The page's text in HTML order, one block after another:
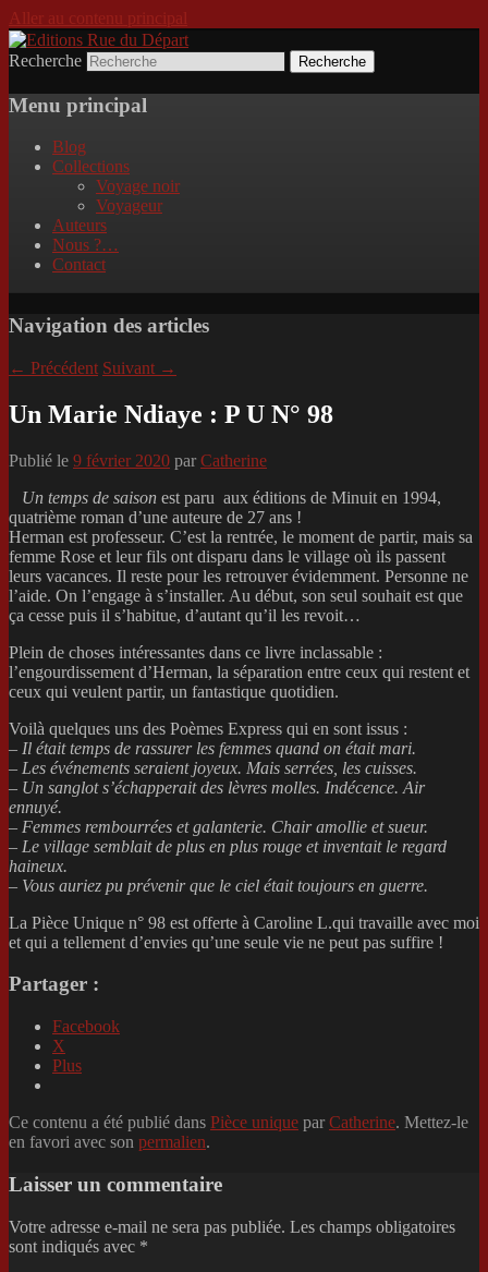
Aller au contenu principal
Editions Rue du Départ
Incitation au voyage, du roman noir au
poème.
Recherche
Menu principal
Blog
Collections
Voyage noir
Voyageur
Auteurs
Nous ?…
Contact
Navigation des articles
← Précédent Suivant →
Un Marie Ndiaye : P U N° 98
Publié le 9 février 2020 par Catherine
Un temps de saison est paru aux éditions de Minuit en 1994,
quatrième roman d’une auteure de 27 ans !
Herman est professeur. C’est la rentrée, le moment de partir, mais sa
femme Rose et leur fils ont disparu dans le village où ils passent
leurs vacances. Il reste pour les retrouver évidemment. Personne ne
l’aide. On l’engage à s’installer. Au début, son seul souhait est que
ça cesse puis il s’habitue, d’autant qu’il les revoit…
Plein de choses intéressantes dans ce livre inclassable :
l’engourdissement d’Herman, la séparation entre ceux qui restent et
ceux qui veulent partir, un fantastique quotidien.
Voilà quelques uns des Poèmes Express qui en sont issus :
– Il était temps de rassurer les femmes quand on était mari.
– Les événements seraient joyeux. Mais serrées, les cuisses.
– Un sanglot s’échapperait des lèvres molles. Indécence. Air
ennuyé.
– Femmes rembourrées et galanterie. Chair amollie et sueur.
– Le village semblait de plus en plus rouge et inventait le regard
haineux.
– Vous auriez pu prévenir que le ciel était toujours en guerre.
La Pièce Unique n° 98 est offerte à Caroline L.qui travaille avec moi
et qui a tellement d’envies qu’une seule vie ne peut pas suffire !
Partager :
Facebook
X
Plus
Ce contenu a été publié dans Pièce unique par Catherine. Mettez-le
en favori avec son permalien.
Laisser un commentaire
Votre adresse e-mail ne sera pas publiée. Les champs obligatoires
sont indiqués avec *